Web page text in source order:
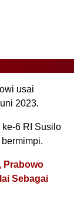
usai
2023.
6 RI Susilo
Prabowo
Sebagai